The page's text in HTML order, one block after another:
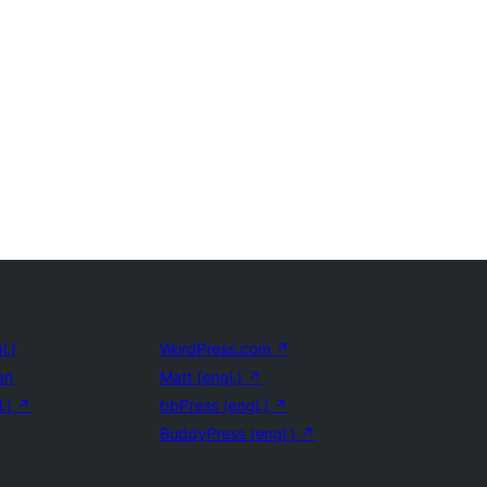
↗
WordPress.com ↗
Matt (engl.) ↗
bbPress (engl.) ↗
BuddyPress (engl.) ↗